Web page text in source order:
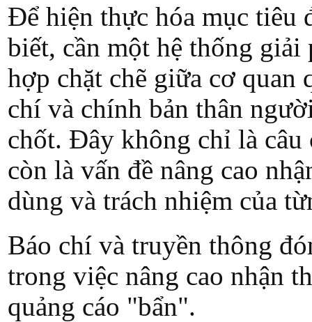
Để hiện thực hóa mục tiêu
biết, cần một hệ thống
hợp chặt chẽ giữa cơ quan
chí và chính bản thân
chốt. Đây không chỉ là câu
còn là vấn đề nâng cao
dùng và trách nhiệm của
Báo chí và truyền thông
trong việc nâng cao nhận
quảng cáo "bẩn".